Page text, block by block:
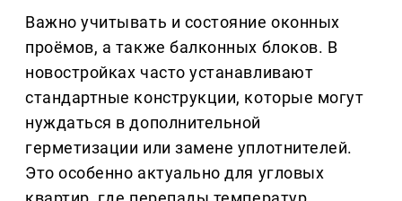
Важно учитывать и состояние оконных
проёмов, а также балконных блоков. В
новостройках часто устанавливают
стандартные конструкции, которые могут
нуждаться в дополнительной
герметизации или замене уплотнителей.
Это особенно актуально для угловых